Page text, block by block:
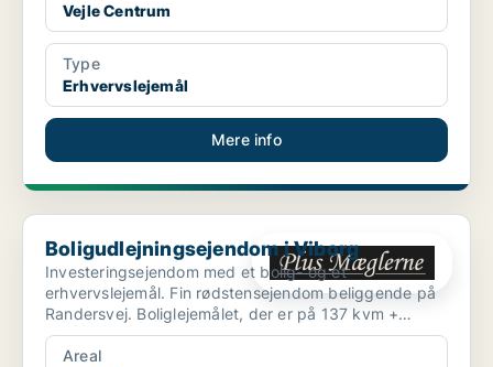
Vejle Centrum
Type
Erhvervslejemål
Mere info
Boligudlejningsejendom i Viborg
Boligudlejningsejendom i Viborg
Investeringsejendom med et bolig- og et
erhvervslejemål. Fin rødstensejendom beliggende på
Randersvej. Boliglejemålet, der er på 137 kvm +
kælder, ind...
Areal